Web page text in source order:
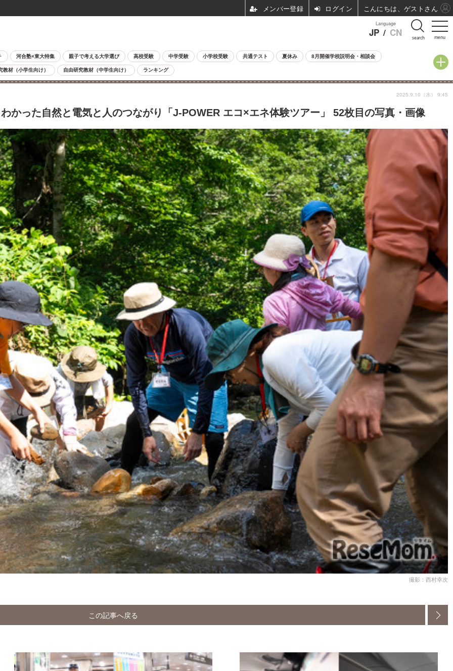
menu
Language
JP / CN search
河合塾×東大特集 親子で考える大学選び 高校受験 中学受験 小学校受験 共通テスト 夏休み 8月開催学校説明会・相談会
教材（小学生向け） 自由研究教材（中学生向け） ランキング
かった自然と電気と人のつながり「J-POWER エコ×エネ体験ツアー」 52枚目の写真・画像
2025.9.10（水） 9:45
撮影：西村幸次
この記事へ戻る
ログイン こんにちは、ゲストさん